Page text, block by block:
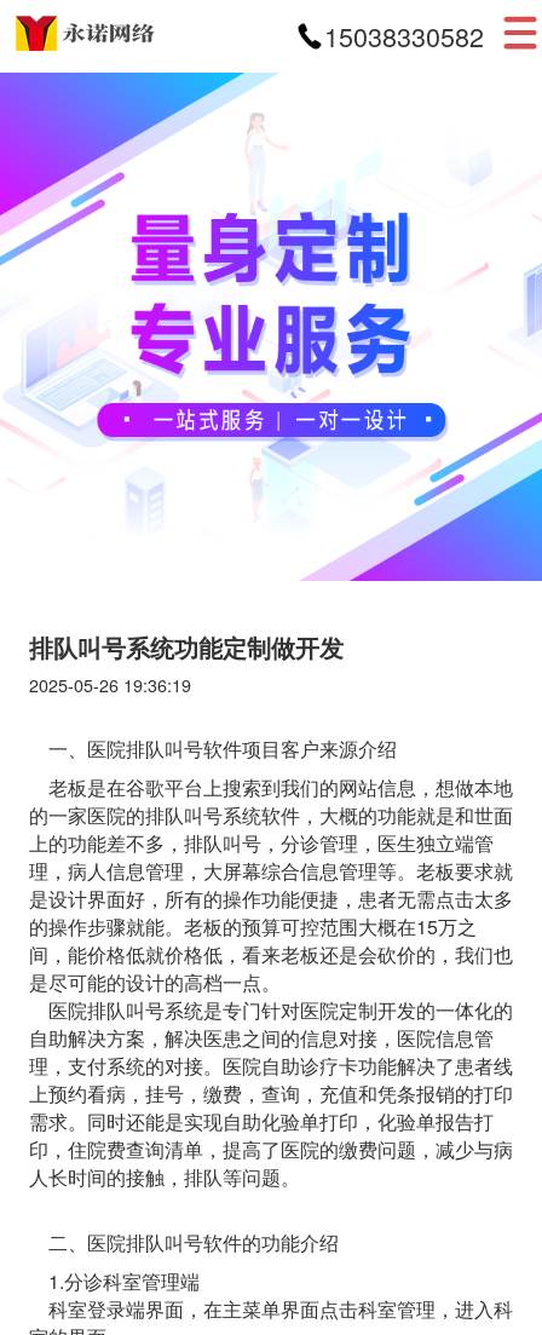
15038330582
首页
APP开发
小程序开发
案例展示
新闻资讯
关于我们
排队叫号系统功能定制做开发
2025-05-26 19:36:19
一、医院排队叫号软件项目客户来源介绍
老板是在谷歌平台上搜索到我们的网站信息，想做本地
的一家医院的排队叫号系统软件，大概的功能就是和世面
上的功能差不多，排队叫号，分诊管理，医生独立端管
理，病人信息管理，大屏幕综合信息管理等。老板要求就
是设计界面好，所有的操作功能便捷，患者无需点击太多
的操作步骤就能。老板的预算可控范围大概在15万之
间，能价格低就价格低，看来老板还是会砍价的，我们也
是尽可能的设计的高档一点。
医院排队叫号系统是专门针对医院定制开发的一体化的
自助解决方案，解决医患之间的信息对接，医院信息管
理，支付系统的对接。医院自助诊疗卡功能解决了患者线
上预约看病，挂号，缴费，查询，充值和凭条报销的打印
需求。同时还能是实现自助化验单打印，化验单报告打
印，住院费查询清单，提高了医院的缴费问题，减少与病
人长时间的接触，排队等问题。
二、医院排队叫号软件的功能介绍
1.分诊科室管理端
科室登录端界面，在主菜单界面点击科室管理，进入科